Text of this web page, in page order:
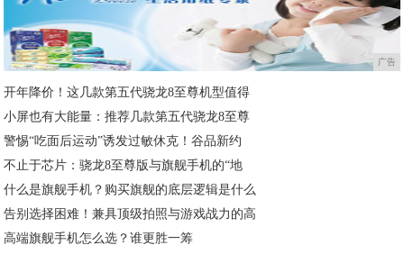
广告
开年降价！这几款第五代骁龙8至尊机型值得
小屏也有大能量：推荐几款第五代骁龙8至尊
警惕“吃面后运动”诱发过敏休克！谷品新约
不止于芯片：骁龙8至尊版与旗舰手机的“地
什么是旗舰手机？购买旗舰的底层逻辑是什么
告别选择困难！兼具顶级拍照与游戏战力的高
高端旗舰手机怎么选？谁更胜一筹